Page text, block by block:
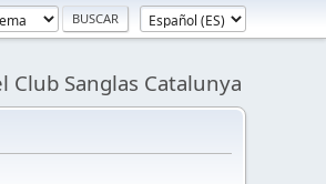
Club Sanglas Catalunya